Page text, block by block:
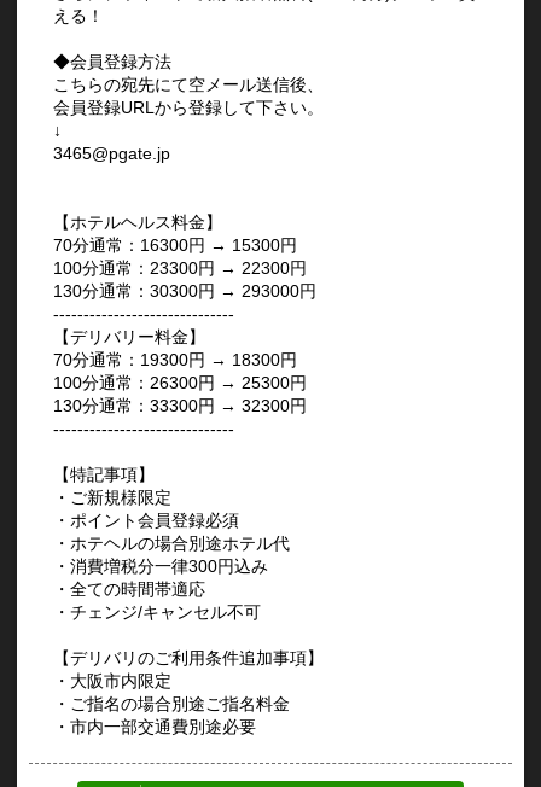
える！
◆会員登録方法
こちらの宛先にて空メール送信後、
会員登録URLから登録して下さい。
↓
3465@pgate.jp
【ホテルヘルス料金】
70分通常：16300円 → 15300円
100分通常：23300円 → 22300円
130分通常：30300円 → 293000円
------------------------------
【デリバリー料金】
70分通常：19300円 → 18300円
100分通常：26300円 → 25300円
130分通常：33300円 → 32300円
------------------------------
【特記事項】
・ご新規様限定
・ポイント会員登録必須
・ホテヘルの場合別途ホテル代
・消費増税分一律300円込み
・全ての時間帯適応
・チェンジ/キャンセル不可
【デリバリのご利用条件追加事項】
・大阪市内限定
・ご指名の場合別途ご指名料金
・市内一部交通費別途必要